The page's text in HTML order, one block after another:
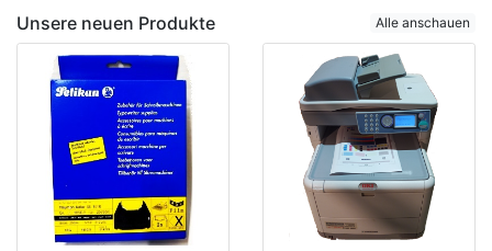
Unsere neuen Produkte Alle anschauen